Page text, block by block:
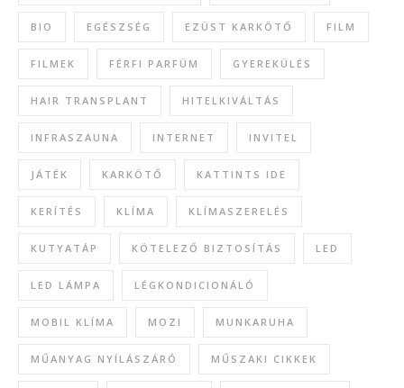
BIO EGÉSZSÉG EZÜST KARKÖTŐ FILM
FILMEK FÉRFI PARFÜM GYEREKÜLÉS
HAIR TRANSPLANT HITELKIVÁLTÁS
INFRASZAUNA INTERNET INVITEL
JÁTÉK KARKÖTŐ KATTINTS IDE
KERÍTÉS KLÍMA KLÍMASZERELÉS
KUTYATÁP KÖTELEZŐ BIZTOSÍTÁS LED
LED LÁMPA LÉGKONDICIONÁLÓ
MOBIL KLÍMA MOZI MUNKARUHA
MŰANYAG NYÍLÁSZÁRÓ MŰSZAKI CIKKEK